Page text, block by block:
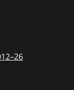
–to
26